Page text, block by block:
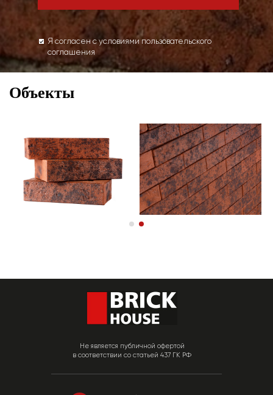
Я согласен с условиями пользовательского
соглашения
Объекты
Не является публичной офертой
в соответствии со статьей 437 ГК РФ